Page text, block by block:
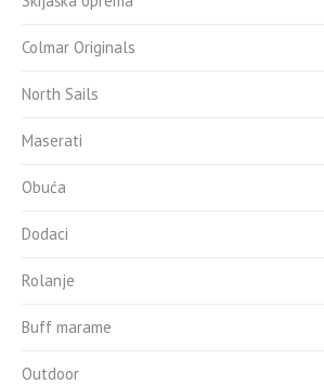
Colmar Originals
North Sails
Maserati
Obuća
Dodaci
Rolanje
Buff marame
Outdoor